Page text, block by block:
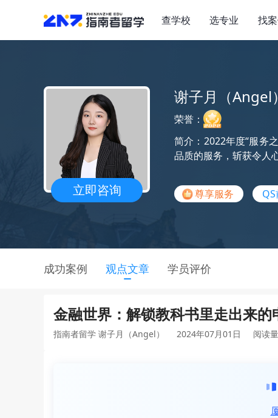
查学校 选专业 找
立即咨询
谢子月（Angel）
荣誉：
简介：2022年度“服务
品质的服务，斩获令人
尊享服务
成功案例 观点文章 学员评价
金融世界：解锁教科书里走出来的
指南者留学 谢子月（Angel）
2024年07月01日 阅读